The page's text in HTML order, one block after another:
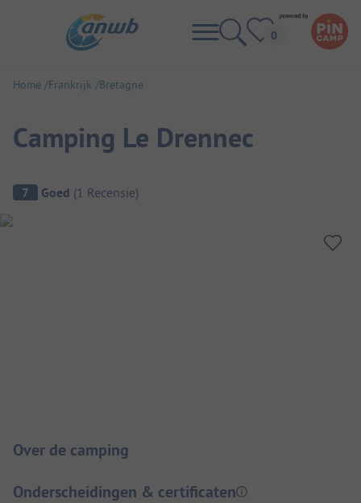
Home Frankrijk Bretagne
Camping Le Drennec
Camping overzicht
7 Goed (1 Recensie)
Over de camping
Onderscheidingen & certificaten